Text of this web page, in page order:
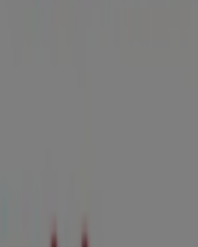
Market |
-